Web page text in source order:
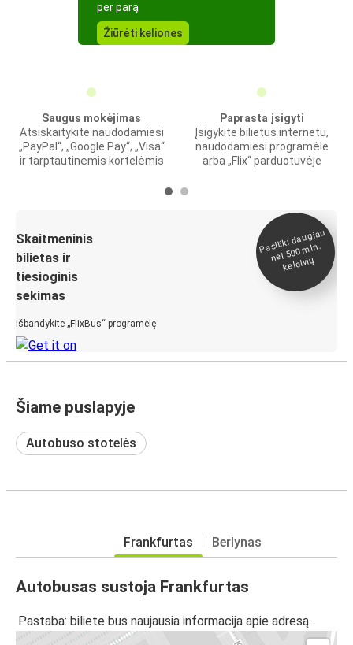
per parą
Žiūrėti keliones
Saugus mokėjimas
Atsiskaitykite naudodamiesi
„PayPal“, „Google Pay“, „Visa“
ir tarptautinėmis kortelėmis
Paprasta įsigyti
Įsigykite bilietus internetu,
naudodamiesi programėle
arba „Flix“ parduotuvėje
Skaitmeninis
bilietas ir
tiesioginis
sekimas
Išbandykite „FlixBus“ programėlę
Pasitiki daugiau
nei 500
mln.
keleivių
Šiame puslapyje
Autobuso stotelės
Frankfurtas Berlynas
Autobusas sustoja Frankfurtas
Pastaba: biliete bus naujausia informacija apie adresą.